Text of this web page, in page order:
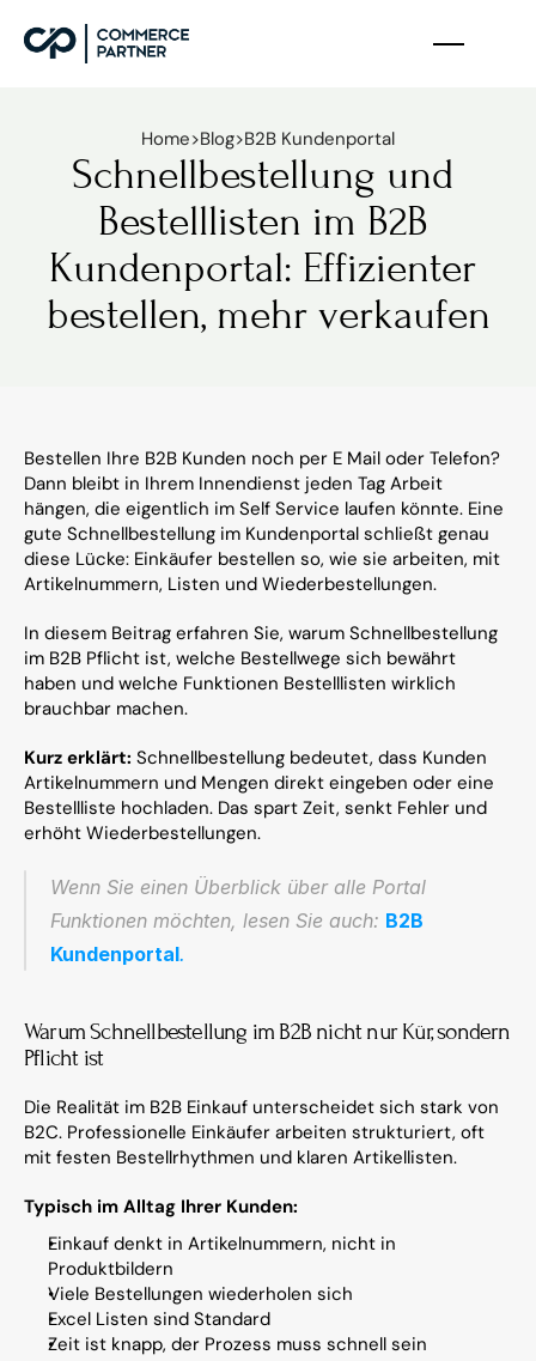
Home>Blog>B2B Kundenportal
Schnellbestellung und
Bestelllisten im B2B
Kundenportal: Effizienter
bestellen, mehr verkaufen
Bestellen Ihre B2B Kunden noch per E Mail oder Telefon?
Dann bleibt in Ihrem Innendienst jeden Tag Arbeit
hängen, die eigentlich im Self Service laufen könnte. Eine
gute Schnellbestellung im Kundenportal schließt genau
diese Lücke: Einkäufer bestellen so, wie sie arbeiten, mit
Artikelnummern, Listen und Wiederbestellungen.
In diesem Beitrag erfahren Sie, warum Schnellbestellung
im B2B Pflicht ist, welche Bestellwege sich bewährt
haben und welche Funktionen Bestelllisten wirklich
brauchbar machen.
Kurz erklärt: Schnellbestellung bedeutet, dass Kunden
Artikelnummern und Mengen direkt eingeben oder eine
Bestellliste hochladen. Das spart Zeit, senkt Fehler und
erhöht Wiederbestellungen.
Wenn Sie einen Überblick über alle Portal
Funktionen möchten, lesen Sie auch: B2B
Kundenportal.
Warum Schnellbestellung im B2B nicht nur Kür, sondern
Pflicht ist
Die Realität im B2B Einkauf unterscheidet sich stark von
B2C. Professionelle Einkäufer arbeiten strukturiert, oft
mit festen Bestellrhythmen und klaren Artikellisten.
Typisch im Alltag Ihrer Kunden:
Einkauf denkt in Artikelnummern, nicht in
Produktbildern
Viele Bestellungen wiederholen sich
Excel Listen sind Standard
Zeit ist knapp, der Prozess muss schnell sein